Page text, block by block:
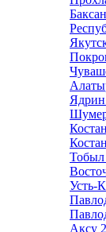
Баксан
Ядрин
Тобыл
Усть-
Аксу 2